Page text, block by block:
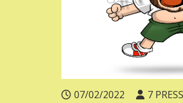
07/02/2022 7 PRESS